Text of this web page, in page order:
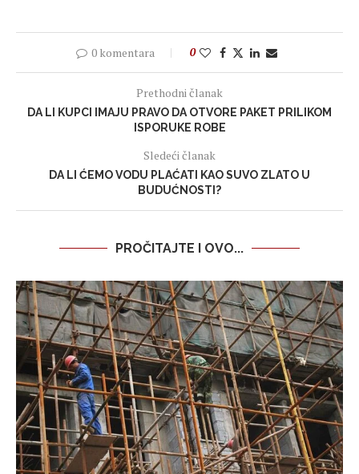
0 komentara 0
Prethodni članak
DA LI KUPCI IMAJU PRAVO DA OTVORE PAKET PRILIKOM
ISPORUKE ROBE
Sledeći članak
DA LI ĆEMO VODU PLAĆATI KAO SUVO ZLATO U
BUDUĆNOSTI?
PROČITAJTE I OVO...